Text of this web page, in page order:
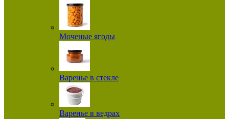
Моченые ягоды
Варенье в стекле
Варенье в ведрах